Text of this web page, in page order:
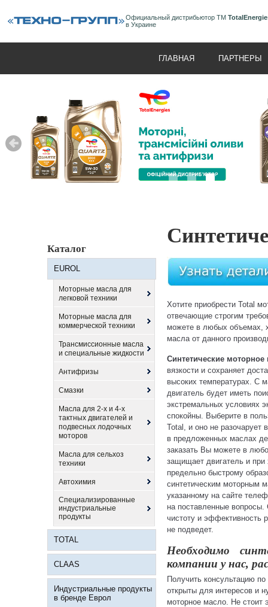
Официальный дистрибьютор ТМ
в Украине
ГЛАВНАЯ ПАРТНЕРЫ
Каталог
EUROL
Моторные масла для
легковой техники
Моторные масла для
коммерческой техники
Трансмиссионные масла
и специальные жидкости
Антифризы
Смазки
Масла для 2-х и 4-х
тактных двигателей и
подвесных лодочных
моторов
Масла для сельхоз
техники
Автохимия
Специализированные
индустриальные
продукты
TOTAL
CLAAS
Индустриальные продукты
в бренде Еврол
Хотите приобрести Total
отвечающие строгим
можете в любых объемах,
масла от данного
Синтетические моторное
вязкости и сохраняет
высоких температурах. С
двигатель будет иметь
экстремальных условиях
спокойны. Выберите в
Total, и оно не разочарует
в предложенных маслах
заказать Вы можете в
защищает двигатель и при
предельно быстрому
синтетическим моторным
указанному на сайте
на поставленные
чистоту и эффективность
не подведет.
Необходимо
компании у нас,
Получить консультацию
открыты для интересов и
моторное масло. Не стоит